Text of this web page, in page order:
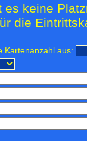
es keine
die
Kartenanzahl aus: